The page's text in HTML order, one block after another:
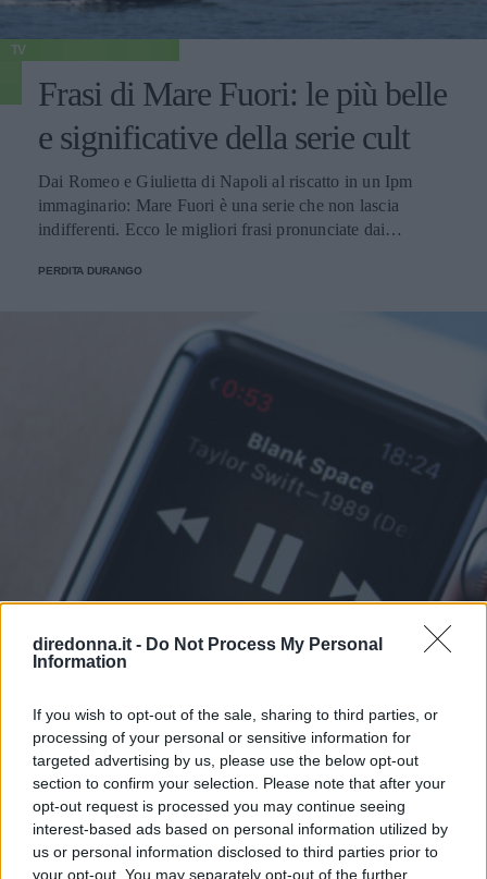
diredonna.it - Do Not Process My Personal
Information
If you wish to opt-out of the sale, sharing to third parties, or
processing of your personal or sensitive information for
targeted advertising by us, please use the below opt-out
section to confirm your selection. Please note that after your
opt-out request is processed you may continue seeing
interest-based ads based on personal information utilized by
us or personal information disclosed to third parties prior to
your opt-out. You may separately opt-out of the further
TV
Frasi di Mare Fuori: le più belle
e significative della serie cult
Dai Romeo e Giulietta di Napoli al riscatto in un Ipm
immaginario: Mare Fuori è una serie che non lascia
indifferenti. Ecco le migliori frasi pronunciate dai
PERDITA DURANGO
RELAZIONI
Le più belle frasi di Taylor